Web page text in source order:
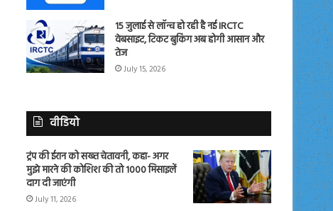
15 जुलाई से लॉन्च हो रही है नई IRCTC
वेबसाइट, टिकट बुकिंग अब होगी आसान और
तेज
July 15, 2026
वीडियो
ट्रंप की ईरान को सख्त चेतावनी, कहा- अगर
मुझे मारने की कोशिश की तो 1000 मिसाइलें
दाग दी जाएंगी
July 11, 2026